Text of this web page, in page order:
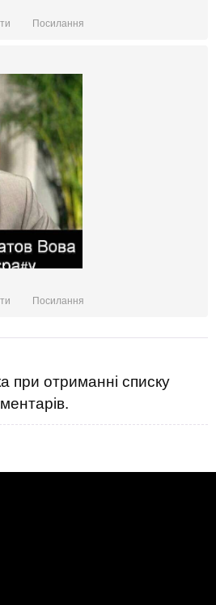
Посилання
Посилання
при отриманні списку